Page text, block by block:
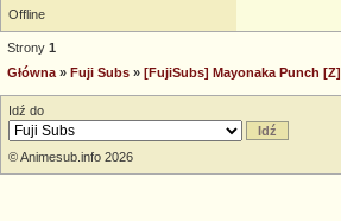
Offline
Strony 1
Główna » Fuji Subs » [FujiSubs] Mayonaka Punch [Z]
Idź do
© Animesub.info 2026